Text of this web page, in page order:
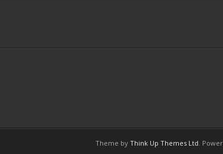
Theme by Think Up Themes Ltd.